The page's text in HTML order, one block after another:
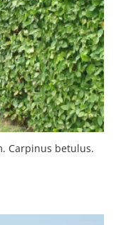
Carpinus betulus.